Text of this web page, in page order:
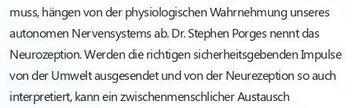
muss, hängen von der physiologischen Wahrnehmung unseres
autonomen Nervensystems ab. Dr. Stephen Porges nennt das
Neurozeption. Werden die richtigen sicherheitsgebenden Impulse
von der Umwelt ausgesendet und von der Neurezeption so auch
interpretiert, kann ein zwischenmenschlicher Austausch